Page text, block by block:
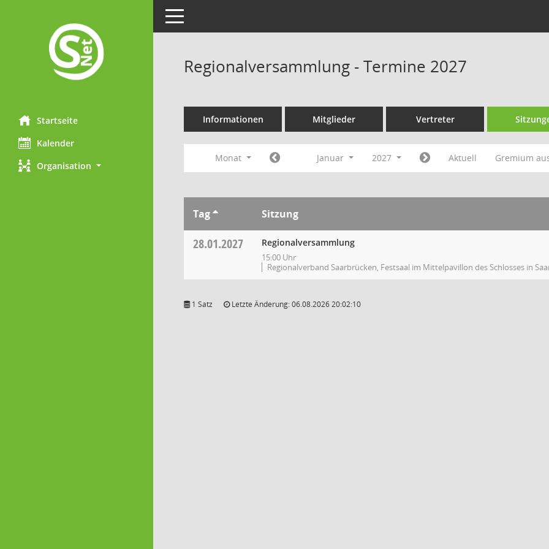
Startseite
Kalender
Organisation
Toggle navigation
Regionalversammlung - Termine 2027
Informationen Mitglieder Vertreter
Monat Januar 2027 Aktuell Gremium
Tag Sitzung
28.01.2027 Regionalversammlung
15:00 Uhr
Regionalverband Saarbrücken, Festsaal im Mittelpavillon des Schlosses in
1 Satz Letzte Änderung: 06.08.2026 20:02:10